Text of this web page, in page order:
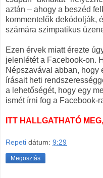
aztán – ahogy a beszéd
kommentelők dekódolják,
számára szimpatikus
Ezen érvek miatt érezte
jelenlétét a Facebook-on.
Népszavával abban, hogy
írásait heti
a lehetőségét, hogy egy
ismét írni fog a Facebook-
ITT HALLGATHATÓ
Repeti dátum: 9:29
Megosztás